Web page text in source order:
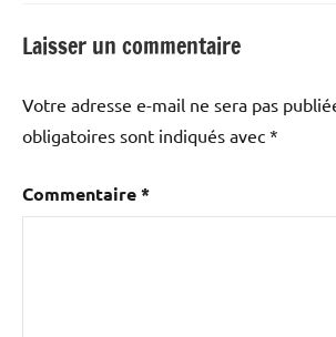
Laisser un commentaire
Votre adresse e-mail ne sera pas
obligatoires sont indiqués avec *
Commentaire*